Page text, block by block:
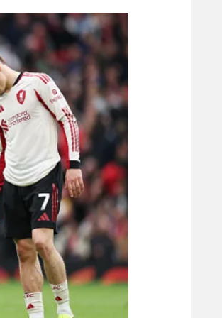
תקנון משתתפים וזוכים בפרסים
תקנון עבור פעילות אלקטרה
תקנון עבור פעילות ספורט 1 – "מרלן"
טניס
גיימינג E-Sports
תנאי שימוש
מדיניות פרטיות
תקנון פעילות ספורט 1
רשיון להקרנה פומבית לבית עסק
הצטרפות לחבילת הערוצים
לוח דרושים – ג'ובנט